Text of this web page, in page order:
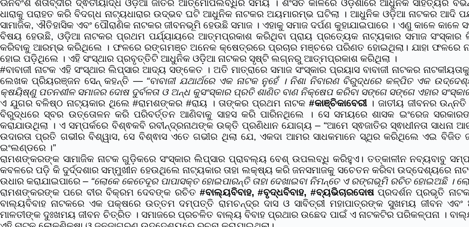
ଊନବିଂଶ ଶତାବ୍ଦୀର ଦ୍ଵିତୀୟାର୍ଦ୍ଧ ଓଡ଼ିଆ ଜାତିର ଆତ୍ମୋପଲବ୍ଧିର ସମୟ । ଶଂସିତ କାଳରେ ଓଡ଼ିଶାରେ ଆଧୁନିକ ସାହିତ୍ୟର
ଧାରାକୁ ପରାହତ କରି ବିଦଗ୍ଧ ନାଟ୍ୟଧାରାର ଉଦ୍ଭବ ଘଟି ଆଧୁନିକ ନାଟକର ଅୟମାରମ୍ଭ ଘଟିଲା । ଆଧୁନିକ ଓଡ଼ିଆ ନାଟକର ଆଦି
ସାମାଜିକ, ଐତିହାସିକ ଏବଂ ପୌରାଣିକ ନାଟକର ଜୀବନଭୂମି ହେଉଛି ସମାଜ । ଏହାକୁ ସମାଜ ଦର୍ପଣ କୁହାଯାଇପାରେ । ଏଣୁ କାଳେ
ବିଷୟ ହେଉଛି, ଓଡ଼ିଆ ନାଟକର ପ୍ରଥମ ପର୍ଯ୍ୟାୟରେ ଆତ୍ମପ୍ରକାଶ କରିଥିବା ପ୍ରାୟ ପ୍ରତ୍ୟେକ ନାଟ୍ୟକାର ସମାଜ
କରିବାକୁ ଆରମ୍ଭ କରିଥିଲେ । ଫଳରେ ରଙ୍ଗମଞ୍ଚ ଅନେକ କ୍ଷେତ୍ରରେ ପ୍ରଚାର ମଞ୍ଚରେ ପରିଣତ ହୋଇଥିଲା। ଯାହା ଫଳରେ
ହୋଇ ପଡ଼ିଥିଲେ । ଏହି ସଂସ୍ଥାର ପ୍ରବୃତ୍ତିଟି ଆଧୁନିକ ଓଡ଼ିଆ ନାଟକର ସୃଷ୍ଟି ଲଗ୍ନରୁ ଆତ୍ମପ୍ରକାଶ କରିଥିଲା ।
#ବାବାଜୀ ନାଟକ ଏହି ସଂସ୍ଥାର ଲିପ୍ସାର ଆଦ୍ୟ ସଙ୍କେତ । ଅତି ମାତ୍ରାରେ ସମାଜ ସଂସ୍କାର ପ୍ରୟାସ ବାବାଜୀ ନାଟକର
ଲେଖକ ପ୍ରିୟରଞ୍ଜନ ସେନ୍ କହନ୍ତି — “ବାବାଜୀ ଯଥାର୍ଥରେ ଏକ ନାଟକ ନୁହେଁ । ନିଶା ନିବାରଣ ବିରୁଦ୍ଧରେ କଳ୍ପିତ ଏକ
କ୍ଷୟିଷ୍ଣୁ ପତନଶୀଳ ସମାଜର ଦୋଷ ଦୁର୍ବଳତା ଓ ଅନ୍ଧ କୁସଂସ୍କାର ପ୍ରତି ଶାଣିତ ବାଣ ନିକ୍ଷେପ କରିବା ସଙ୍ଗେ ସଙ୍ଗେ ଏହାର
ଏ ଯୁଗର ବଳିଷ୍ଠ ନାଟ୍ୟକାର ଥିଲେ#ରାମଶଙ୍କର #ରାୟ । ତାଙ୍କର ପ୍ରଥମ ନାଟକ #କାଞ୍ଚିକାବେରୀ । ଜାତୀୟ ଜୀବନର
ବିରୁଦ୍ଧରେ ସ୍ବର ଉତ୍ତୋଳନ କରି ପରିବର୍ତ୍ତନ ଆଣିବାକୁ ସାହସ କରି ପାରିନଥିଲେ । ସେ ସମୟରେ ଶାସକ ଇଂରେଜ
କରାଯାଉଥିଲା । ଏ ସମ୍ପର୍କରେ ବିଶ୍ଵକବି ରବୀନ୍ଦ୍ରନାଥଙ୍କ ଉକ୍ତି ପ୍ରଣିଧାନ ଯୋଗ୍ୟ – “ଆମେ ସ୍ଵଜାତିର ସ୍ଵାଧୀନତା
ଉଦାରତା ପ୍ରତି ଗଭୀର ବିଶ୍ୱାସ, ସେ ବିଶ୍ଵାସ ଏତେ ଗଭୀର ଥିଲା ଯେ, ଏକଦା ଆମର ସାଧକମାନେ ସ୍ଥିର କରିଥିଲେ ଏଇ ବିଜିତ
ଇଂଲଣ୍ଡରେ ।”
ରାମଶଙ୍କରଙ୍କ ସାମାଜିକ ନାଟକ ଗୁଡି଼କରେ ସଂସ୍କାର ଲିପ୍ସାର ପ୍ରାବଲ୍ୟ ବେଶ୍ ଉପଲବ୍ଧି କରିହୁଏ। ତତ୍କାଳୀନ ନବ୍ୟବାବୁ
କବଳରେ ପଡ଼ି କି ଦୁର୍ଦ୍ଦଶାର ସମ୍ମୁଖୀନ ହେଉଥିଲେ ନାଟ୍ୟକାର ତାହା ଲକ୍ଷ୍ୟ କରି ଜନସମାଜକୁ ସଚେତନ କରିବା ଉଦ୍ଦେଶ୍ୟରେ
ଉଧାର କରାଯାଇପାରେ – “ଲୋକେ କେତେଦୂର ପାପାସକ୍ତ ହୋଇପାରନ୍ତି ତାହା ଦେଖାଇବା ନିମନ୍ତେ ଏ ରଙ୍ଗଭୂମି ରଚିତ ହୋଇଅଛି ।
ରାମଶଙ୍କରଙ୍କ ପରେ ବୀର ବିକ୍ରମ ଦେବଙ୍କ ରଚିତ #ବାଲ୍ୟବିବାହ,#ବୃଦ୍ଧବିବାହ, #ବ୍ୟଭିଚାରଦୋଷପ୍ରଦର୍ଶନ ପ୍ରଭୃତି
ବାଲ୍ୟବିବାହ ନାଟକରେ ଏକ ପକ୍ଷରେ ଉତ୍ତମ ଦମ୍ପତ୍ତି ରାମଚନ୍ଦ୍ର ଦାସ ଓ ସାବିତ୍ରୀ ମହାପାତ୍ରଙ୍କ ସୁଖମୟ ଜୀବନ
ମାଳତୀଙ୍କ ଦୁଃଖମୟ ଜୀବନ ଚିତ୍ରିତ । ସମାଜରେ ପ୍ରଚଳିତ ବାଲ୍ୟ ବିବାହ ପ୍ରଥାର ଉଛେଦ ପାଇଁ ଏ ନାଟକଟିର ପରିକଳ୍ପନା ।